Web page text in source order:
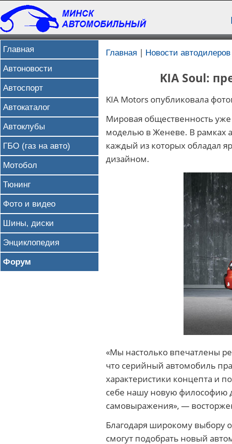
Главная
Автоновости
Автоспорт
Автокаталог
Автоклубы
ГБО (газ на авто)
Мотобол
Тюнинг
Фото и видео
Шины, диски
Энциклопедия
Форум
Главная | Новости автодилеров
KIA Soul:
KIA Motors опубликовала
Мировая общественность
моделью в Женеве. В рамках
каждый из которых обладал
дизайном.
«Мы настолько впечатлены
что серийный автомобиль
характеристики концепта и
себе нашу новую философию
самовыражения», —
Благодаря широкому выбору
смогут подобрать новый